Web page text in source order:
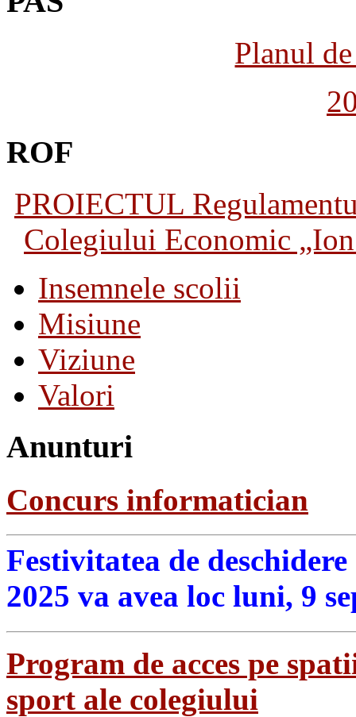
Planul
ROF
PROIECTUL
Colegiului Economic
Insemnele scolii
Misiune
Viziune
Valori
Anunturi
Concurs informatician
Festivitatea de
2025 va avea loc luni, 9
Program de acces pe
sport ale colegiului